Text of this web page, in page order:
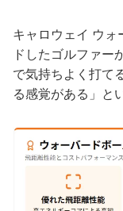
キャロウェイ ウォ
ドしたゴルファー
で気持ちよく打て
る感覚がある」と